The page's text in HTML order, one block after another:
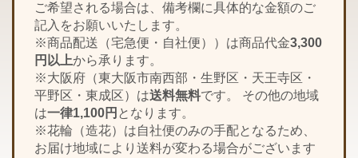
ご希望される場合は、備考欄に具体的な金額のご
記入をお願いいたします。
※商品配送（宅急便・自社便））は商品代金3,300
円以上から承ります。
※大阪府（東大阪市南西部・生野区・天王寺区・
平野区・東成区）は送料無料です。 その他の地域
は一律1,100円 となります。
※花輪（造花）は自社便のみの手配となるため、
お届け地域により送料が変わる場合がございます